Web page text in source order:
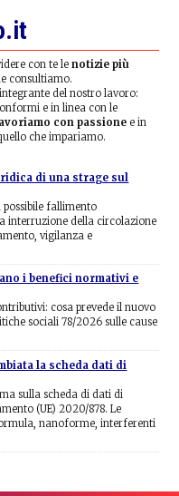
con te lenotizie più
consultiamo.
del nostro lavoro:
e in linea con le
con passione e in
che impariamo.
di una strage sul
fallimento
interruzione della circolazione
vigilanza e
i benefici normativi e
cosa prevede il nuovo
sociali 78/2026 sulle cause
la scheda dati di
sulla scheda di dati di
(UE) 2020/878. Le
nanoforme, interferenti